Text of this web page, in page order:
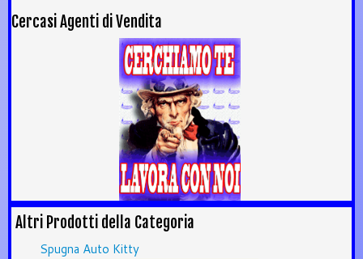
Cercasi Agenti di Vendita
Altri Prodotti della Categoria
Spugna Auto Kitty